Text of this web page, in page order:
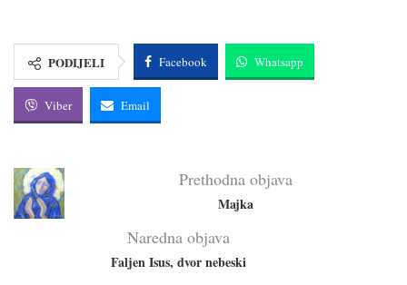
PODIJELI Facebook Whatsapp
Viber Email
Prethodna objava
Majka
Naredna objava
Faljen Isus, dvor nebeski